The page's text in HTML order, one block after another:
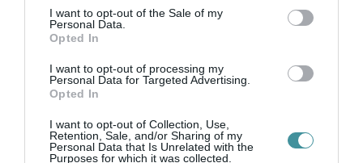
consent section.
I want to opt-out of the Sale of my
Personal Data.
Opted In
I want to opt-out of processing my
Personal Data for Targeted Advertising.
Opted In
I want to opt-out of Collection, Use,
Retention, Sale, and/or Sharing of my
Personal Data that Is Unrelated with the
Purposes for which it was collected.
A GYAKORNOKI MUNKA: LEHETŐSÉGEK ÉS
35 PERCES TANÓRÁK ÉS KEVESEBB HÁZI